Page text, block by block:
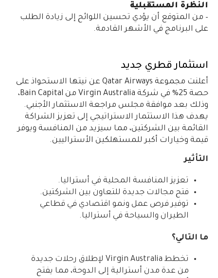
النظرة المستقبلية
– من المتوقع أن يؤدي تحسين اللوائح إلى زيادة الطلب
على البرنامج في الأشهر القادمة.
استثمار قطري جديد
أعلنت مجموعة Qatar Airways عن نيتها الاستحواذ على
حصة 25% في شركة Virgin Australia من Bain Capital،
وذلك بعد موافقة مجلس مراجعة الاستثمار الأجنبي.
يهدف هذا الاستثمار الاستراتيجي إلى تعزيز الشراكة
القائمة بين الشركتين، مما سيزيد من المنافسة ويوفر
قيمة وخيارات أكبر للمستهلكين الأستراليين.
التأثير
تعزيز المنافسة المحلية في أستراليا.
فتح مجالات جديدة للتعاون بين الشركتين.
توفير فرص عمل ونمو اقتصادي في قطاعي
الطيران والسياحة في أستراليا.
ما التالي؟
تخطط Virgin Australia لإطلاق رحلات جديدة
من عدة مدن أسترالية إلى الدوحة، مما يفتح